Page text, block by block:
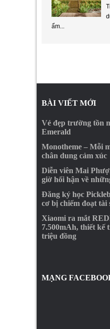
ẩm...
BÀI VIẾT MỚI
Vẻ đẹp trường tồn
Emerald
Monotheme – Mỗi
chân dung cảm xúc
Diễn viên Mai
giờ hối hận về
Đăng ký học
cơ bị chiếm đoạt tài
Xiaomi ra mắt
7.500mAh, thiết kế
triệu đồng
MẠNG